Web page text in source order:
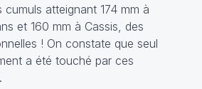
atteignant 174 mm à
et 160 mm à Cassis, des
! On constate que seul
a été touché par ces